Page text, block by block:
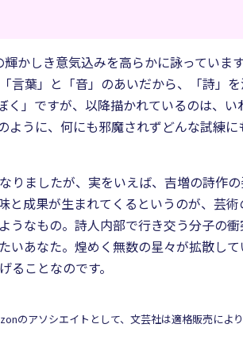
かしき意気込みを高らかに詠っていま
言葉」と「音」のあいだから、「詩」
」ですが、以降描かれているのは、い
うに、何にも邪魔されずどんな試練
りましたが、実をいえば、吉増の詩作
成果が生まれてくるというのが、芸
うなもの。詩人内部で行き交う分子の
いあなた。煌めく無数の星々が拡散し
ことなのです。
のアソシエイトとして、文芸社は適格販売により